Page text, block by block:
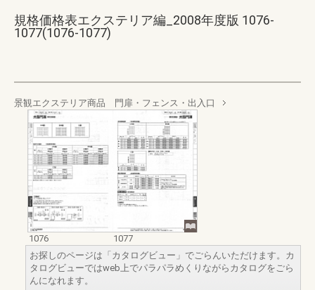
規格価格表エクステリア編_2008年度版 1076-
1077(1076-1077)
景観エクステリア商品 門扉・フェンス・出入口
1076
1077
お探しのページは「カタログビュー」でごらんいただけます。カ
タログビューではweb上でパラパラめくりながらカタログをごら
んになれます。